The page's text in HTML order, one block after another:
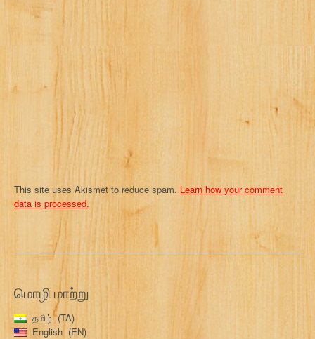
n
This site uses Akismet to reduce spam. Learn how your comment
data is processed.
மொழி மாற்று
தமிழ்
TA
English
EN